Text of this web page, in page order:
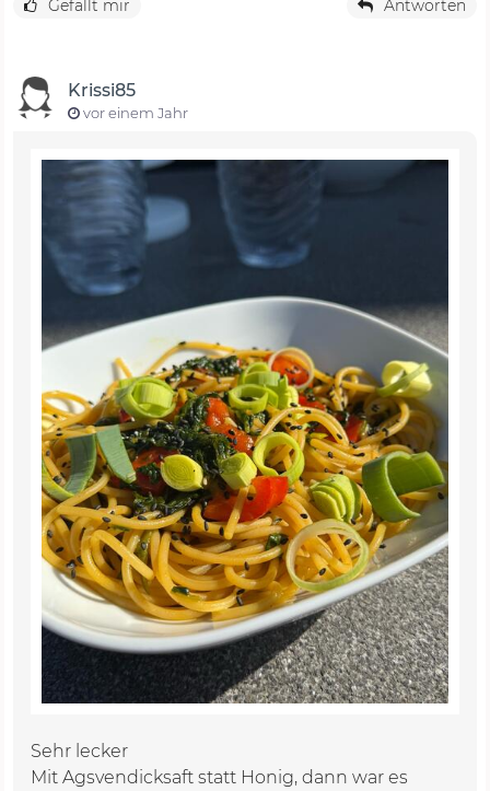
Gefällt mir Antworten
Krissi85
vor einem Jahr
Sehr lecker
Mit Agsvendicksaft statt Honig, dann war es